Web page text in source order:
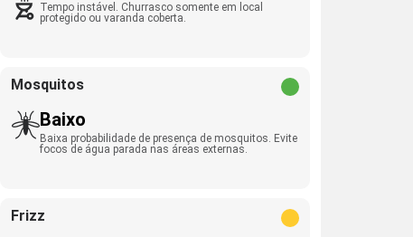
Tempo instável. Churrasco somente em local
protegido ou varanda coberta.
Mosquitos
Baixo
Baixa probabilidade de presença de mosquitos. Evite
focos de água parada nas áreas externas.
Frizz